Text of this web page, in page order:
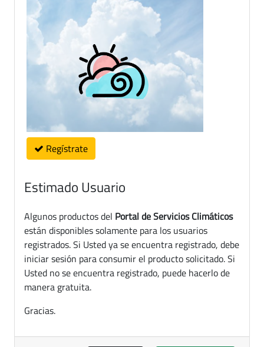
Regístrate
Estimado Usuario
Algunos productos del Portal de Servicios Climáticos
están disponibles solamente para los usuarios
registrados. Si Usted ya se encuentra registrado, debe
iniciar sesión para consumir el producto solicitado. Si
Usted no se encuentra registrado, puede hacerlo de
manera gratuita.
Gracias.